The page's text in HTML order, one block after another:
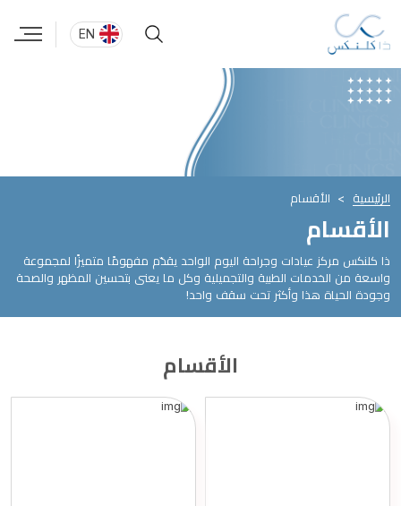
EN
الرئيسية الأقسام
الأقسام
ذا كلنكس مركز عيادات وجراحة اليوم الواحد يقدّم مفهومًا متميزًا لمجموعة
واسعة من الخدمات الطبية والتجميلية وكل ما يعنى بتحسين المظهر والصحة
وجودة الحياة هذا وأكثر تحت سقف واحد!
الأقسام